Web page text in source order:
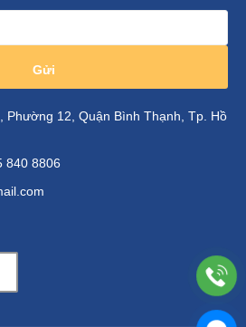
Gửi
Phường 12, Quận Bình Thạnh, Tp. Hồ
840 8806